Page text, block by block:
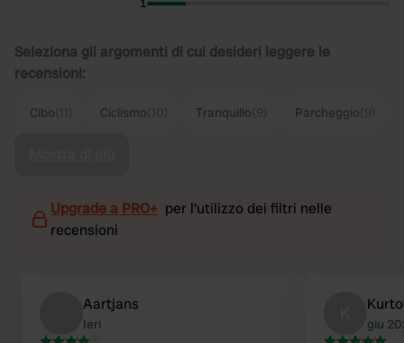
1
Seleziona gli argomenti di cui desideri leggere le
recensioni:
Cibo Ciclismo Tranquillo Parcheggio
Upgrade a PRO+ per l'utilizzo dei filtri nelle
recensioni
Aartjans
Ieri giu